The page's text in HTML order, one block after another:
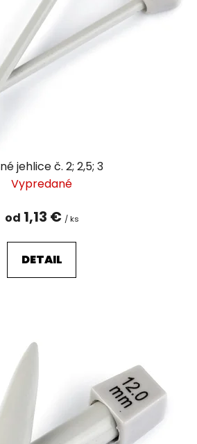
jehlice č. 2; 2,5; 3
Vypredané
od 1,13 € / ks
DETAIL